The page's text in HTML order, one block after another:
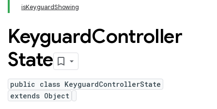
isKeyguardShowing
KeyguardController
State
public class KeyguardControllerState
extends Object